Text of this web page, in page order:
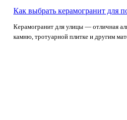
Как выбрать керамогранит для
Керамогранит для улицы — отличная
камню, тротуарной плитке и другим